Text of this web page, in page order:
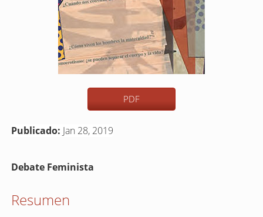
PDF
Publicado: Jan 28, 2019
Contenido
del
Debate Feminista
Resumen